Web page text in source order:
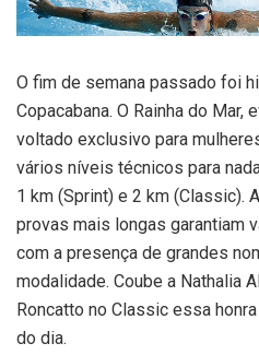
O fim de semana passado foi
Copacabana. O Rainha do
voltado exclusivo para
vários níveis técnicos para
1 km (Sprint) e 2 km (Classic).
provas mais longas garantiam
com a presença de grandes
modalidade. Coube a Nathalia
Roncatto no Classic essa
do dia.